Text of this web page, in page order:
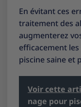
En évitant ces
traitement des
augmenterez
efficacement
piscine saine et
Voir cette
nage pour